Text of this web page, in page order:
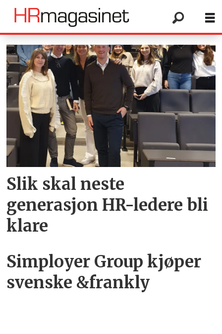
Tag:
hr-
software
Slik skal neste
generasjon HR-ledere bli
klare
Simployer Group kjøper
svenske &frankly